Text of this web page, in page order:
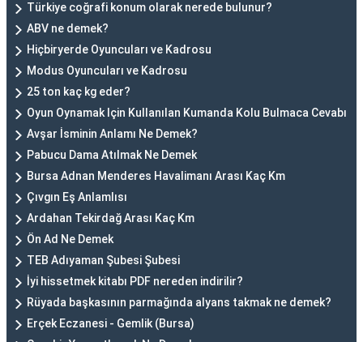
Türkiye coğrafi konum olarak nerede bulunur?
ABV ne demek?
Hiçbiryerde Oyuncuları ve Kadrosu
Modus Oyuncuları ve Kadrosu
25 ton kaç kg eder?
Oyun Oynamak Için Kullanılan Kumanda Kolu Bulmaca Cevabı
Avşar İsminin Anlamı Ne Demek?
Pabucu Dama Atılmak Ne Demek
Bursa Adnan Menderes Havalimanı Arası Kaç Km
Çıvgın Eş Anlamlısı
Ardahan Tekirdağ Arası Kaç Km
Ön Ad Ne Demek
TEB Adıyaman Şubesi Şubesi
İyi hissetmek kitabı PDF nereden indirilir?
Rüyada başkasının parmağında alyans takmak ne demek?
Erçek Eczanesi - Gemlik (Bursa)